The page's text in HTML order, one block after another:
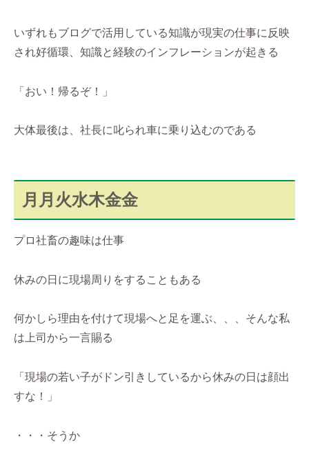
いずれもブログで活用している知識が現実の仕事に反映
され好循環、知識と経験のインフレーションが起きる
「おい！帰るぞ！」
大体最後は、社長に叱られ車に乗り込むのである
月月火水木金金
プロ社畜の趣味は仕事
休みの日に現場周りをすることもある
何かしら理由を付けて現場へと足を運ぶ、、、そんな私
は上司から一言賜る
「現場の若い子がドン引きしているから休みの日は顔出
すな！」
・・・そうか